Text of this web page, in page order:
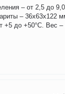
– от 2,5 до
– 36х63х122
+5 до +50°С. Вес –